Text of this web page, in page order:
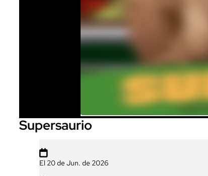
Supersaurio

El 20 de Jun. de 2026